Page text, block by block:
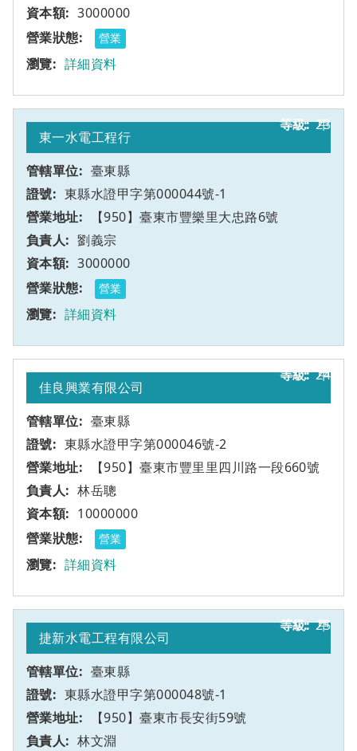
3000000
營業
詳細資料
23
東一水電工程行
臺東縣
東縣水證甲字第000044號-1
【950】臺東市豐樂里大忠路6號
甲
劉義宗
3000000
營業
詳細資料
24
佳良興業有限公司
臺東縣
東縣水證甲字第000046號-2
【950】臺東市豐里里四川路一段660號
甲
林岳聰
10000000
營業
詳細資料
25
捷新水電工程有限公司
臺東縣
東縣水證甲字第000048號-1
【950】臺東市長安街59號
甲
林文淵